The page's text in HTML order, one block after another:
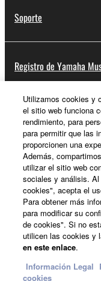
Soporte
Registro de Yamaha
Acerca de Yamaha
España - Spanish
Empresa
Utilizamos cookies y
el sitio web funciona
rendimiento, para
para permitir que las
proporcionen una
Además,
utilizar el sitio web
sociales y análisis.
cookies", acepta el
Para obtener más
para modificar su
de cookies". Si no
utilicen las cookies y
en este enlace.
Información Legal
cookies